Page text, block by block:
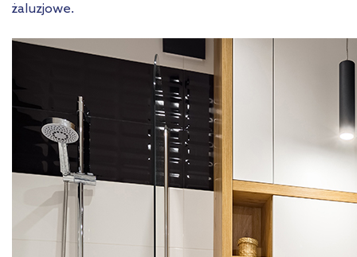
żaluzjowe.